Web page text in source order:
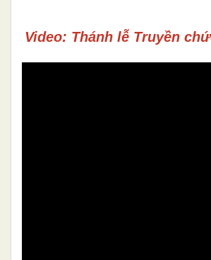
Video: Thánh lễ Truyền